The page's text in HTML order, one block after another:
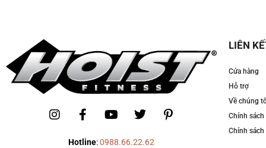
Hotline:0988.66.22.62
LIÊN
Cửa hàng
Hỗ trợ
Về chúng
Chính sách
Chính